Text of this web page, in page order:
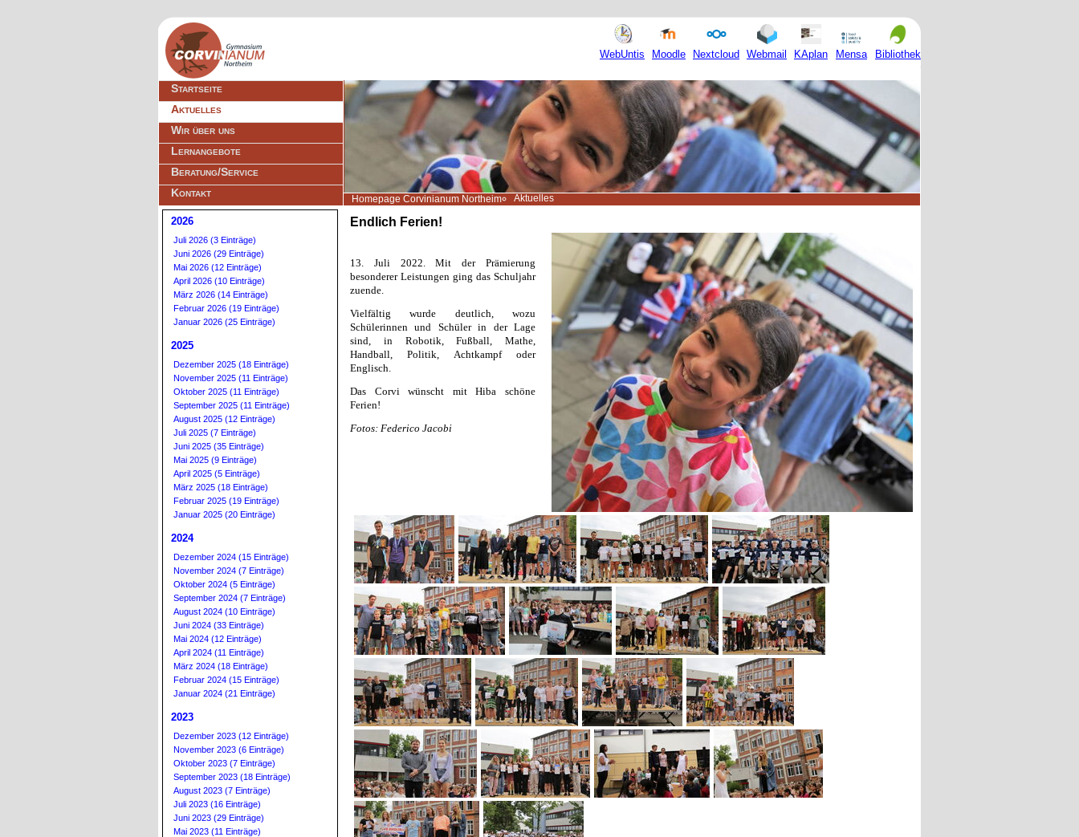
WebUntis Moodle Nextcloud Webmail KAplan Mensa Bibliothek
Navigation
überspringen
Startseite
Aktuelles
Wir über uns
Lernangebote
Beratung/Service
Kontakt
Homepage Corvinianum Northeim Aktuelles
Endlich Ferien!
13. Juli 2022. Mit der Prämierung
besonderer Leistungen ging das Schuljahr
zuende.
Vielfältig wurde deutlich, wozu
Schülerinnen und Schüler in der Lage
sind, in Robotik, Fußball, Mathe,
Handball, Politik, Achtkampf oder
Englisch.
Das Corvi wünscht mit Hiba schöne
Ferien!
Fotos: Federico Jacobi
2026
Juli 2026 (3 Einträge)
Juni 2026 (29 Einträge)
Mai 2026 (12 Einträge)
April 2026 (10 Einträge)
März 2026 (14 Einträge)
Februar 2026 (19 Einträge)
Januar 2026 (25 Einträge)
2025
Dezember 2025 (18 Einträge)
November 2025 (11 Einträge)
Oktober 2025 (11 Einträge)
September 2025 (11 Einträge)
August 2025 (12 Einträge)
Juli 2025 (7 Einträge)
Juni 2025 (35 Einträge)
Mai 2025 (9 Einträge)
April 2025 (5 Einträge)
März 2025 (18 Einträge)
Februar 2025 (19 Einträge)
Januar 2025 (20 Einträge)
2024
Dezember 2024 (15 Einträge)
November 2024 (7 Einträge)
Oktober 2024 (5 Einträge)
September 2024 (7 Einträge)
August 2024 (10 Einträge)
Juni 2024 (33 Einträge)
Mai 2024 (12 Einträge)
April 2024 (11 Einträge)
März 2024 (18 Einträge)
Februar 2024 (15 Einträge)
Januar 2024 (21 Einträge)
2023
Dezember 2023 (12 Einträge)
November 2023 (6 Einträge)
Oktober 2023 (7 Einträge)
September 2023 (18 Einträge)
August 2023 (7 Einträge)
Juli 2023 (16 Einträge)
Juni 2023 (29 Einträge)
Mai 2023 (11 Einträge)